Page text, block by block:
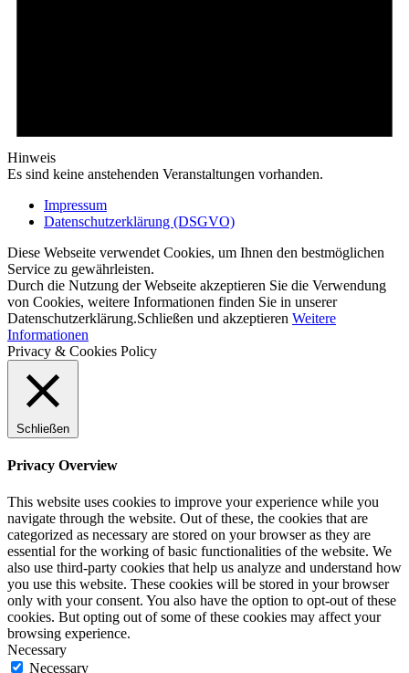
Hinweis
Es sind keine anstehenden Veranstaltungen vorhanden.
Impressum
Datenschutzerklärung (DSGVO)
Diese Webseite verwendet Cookies, um Ihnen den bestmöglichen
Service zu gewährleisten.
Durch die Nutzung der Webseite akzeptieren Sie die Verwendung
von Cookies, weitere Informationen finden Sie in unserer
Datenschutzerklärung.Schließen und akzeptieren Weitere
Informationen
Privacy & Cookies Policy
Schließen
Privacy Overview
This website uses cookies to improve your experience while you
navigate through the website. Out of these, the cookies that are
categorized as necessary are stored on your browser as they are
essential for the working of basic functionalities of the website. We
also use third-party cookies that help us analyze and understand how
you use this website. These cookies will be stored in your browser
only with your consent. You also have the option to opt-out of these
cookies. But opting out of some of these cookies may affect your
browsing experience.
Necessary
Necessary